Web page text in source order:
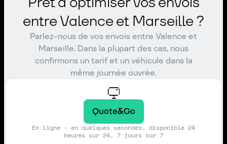
entre Valence et Marseille ?
Parlez-nous de vos envois entre Valence et
Marseille. Dans la plupart des cas, nous
confirmons un tarif et un véhicule dans la
même journée ouvrée.
Quote&Go
En ligne - en quelques secondes, disponible 24
heures sur 24, 7 jours sur 7